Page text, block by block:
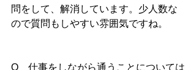
問をして、解消しています。少人数な
ので質問もしやすい雰囲気ですね。
Q　仕事をしながら通うことについては